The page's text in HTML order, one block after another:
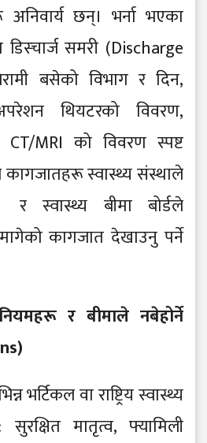
छन्। भर्ना भएका
समरी (Discharge
बसेको विभाग र दिन,
थियटरको विवरण,
MRI को विवरण स्पष्ट
स्वास्थ्य संस्थाले
र स्वास्थ्य बीमा बोर्डले
कागजात देखाउनु पर्ने
र बीमाले नबेहोर्ने
भर्टिकल वा राष्ट्रिय स्वास्थ्य
मातृत्व, फ्यामिली